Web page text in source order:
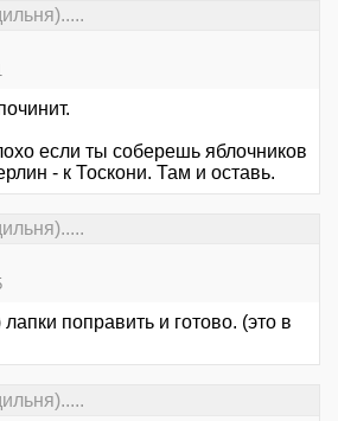
если ты соберешь яблочников
- к Тоскони. Там и оставь.
поправить и готово. (это в